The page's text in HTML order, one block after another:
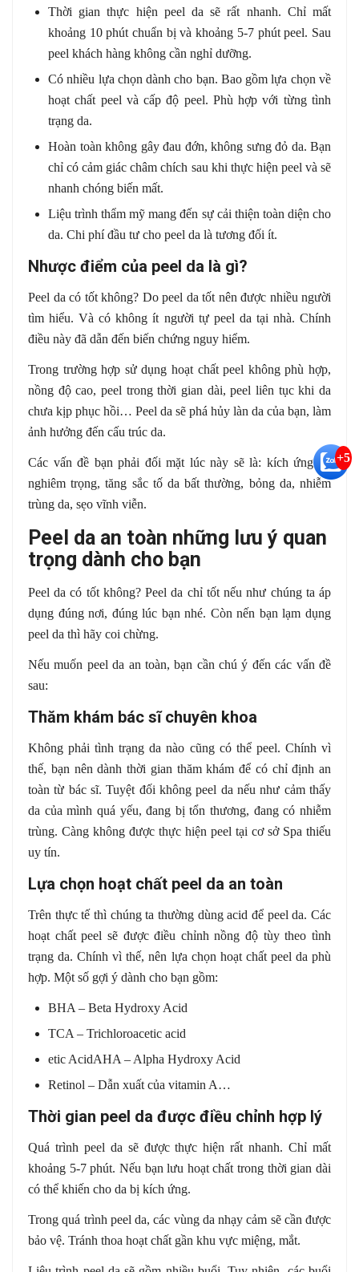
Thời gian thực hiện peel da sẽ rất nhanh. Chỉ mất
khoảng 10 phút chuẩn bị và khoảng 5-7 phút peel. Sau
peel khách hàng không cần nghỉ dưỡng.
Có nhiều lựa chọn dành cho bạn. Bao gồm lựa chọn về
hoạt chất peel và cấp độ peel. Phù hợp với từng tình
trạng da.
Hoàn toàn không gây đau đớn, không sưng đỏ da. Bạn
chỉ có cảm giác châm chích sau khi thực hiện peel và sẽ
nhanh chóng biến mất.
Liệu trình thẩm mỹ mang đến sự cải thiện toàn diện cho
da. Chi phí đầu tư cho peel da là tương đối ít.
Nhược điểm của peel da là gì?
Peel da có tốt không? Do peel da tốt nên được nhiều người
tìm hiểu. Và có không ít người tự peel da tại nhà. Chính
điều này đã dẫn đến biến chứng nguy hiểm.
Trong trường hợp sử dụng hoạt chất peel không phù hợp,
nồng độ cao, peel trong thời gian dài, peel liên tục khi da
chưa kịp phục hồi… Peel da sẽ phá hủy làn da của bạn, làm
ảnh hưởng đến cấu trúc da.
Các vấn đề bạn phải đối mặt lúc này sẽ là: kích ứng da
nghiêm trọng, tăng sắc tố da bất thường, bỏng da, nhiễm
trùng da, sẹo vĩnh viễn.
Peel da an toàn những lưu ý quan
trọng dành cho bạn
Peel da có tốt không? Peel da chỉ tốt nếu như chúng ta áp
dụng đúng nơi, đúng lúc bạn nhé. Còn nến bạn lạm dụng
peel da thì hãy coi chừng.
Nếu muốn peel da an toàn, bạn cần chú ý đến các vấn đề
sau:
Thăm khám bác sĩ chuyên khoa
Không phải tình trạng da nào cũng có thể peel. Chính vì
thế, bạn nên dành thời gian thăm khám để có chỉ định an
toàn từ bác sĩ. Tuyệt đối không peel da nếu như cảm thấy
da của mình quá yếu, đang bị tổn thương, đang có nhiễm
trùng. Càng không được thực hiện peel tại cơ sở Spa thiếu
uy tín.
Lựa chọn hoạt chất peel da an toàn
Trên thực tế thì chúng ta thường dùng acid để peel da. Các
hoạt chất peel sẽ được điều chỉnh nồng độ tùy theo tình
trạng da. Chính vì thế, nên lựa chọn hoạt chất peel da phù
hợp. Một số gợi ý dành cho bạn gồm:
BHA – Beta Hydroxy Acid
TCA – Trichloroacetic acid
etic AcidAHA – Alpha Hydroxy Acid
Retinol – Dẫn xuất của vitamin A…
Thời gian peel da được điều chỉnh hợp lý
Quá trình peel da sẽ được thực hiện rất nhanh. Chỉ mất
khoảng 5-7 phút. Nếu bạn lưu hoạt chất trong thời gian dài
có thể khiến cho da bị kích ứng.
Trong quá trình peel da, các vùng da nhạy cảm sẽ cần được
bảo vệ. Tránh thoa hoạt chất gần khu vực miệng, mắt.
+5